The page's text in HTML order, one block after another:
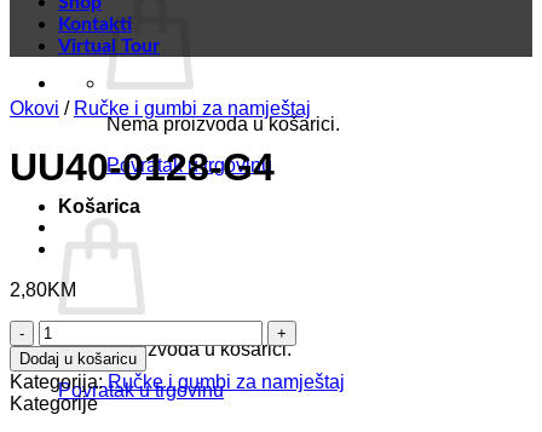
Nema proizvoda u košarici.
Povratak u trgovinu
Košarica
Nema proizvoda u košarici.
Povratak u trgovinu
Kontakti
Virtual Tour
Okovi / Ručke i gumbi za namještaj
UU40-0128-G4
2,80KM
UU40-
0128-
G4
količina
Dodaj u košaricu
Kategorija:Ručke i gumbi za namještaj
Kategorije